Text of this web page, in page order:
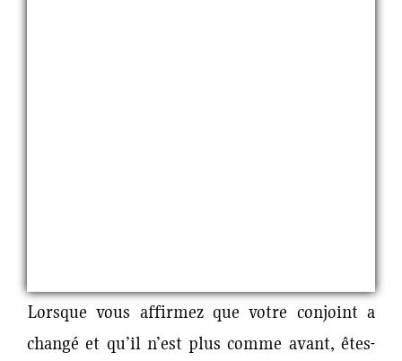
Lorsque vous affirmez que votre conjoint a
changé et qu’il n’est plus comme avant, êtes-